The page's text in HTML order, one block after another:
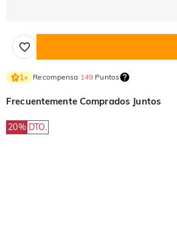
1× Recompensa 149 Puntos
Frecuentemente Comprados Juntos
20% DTO.